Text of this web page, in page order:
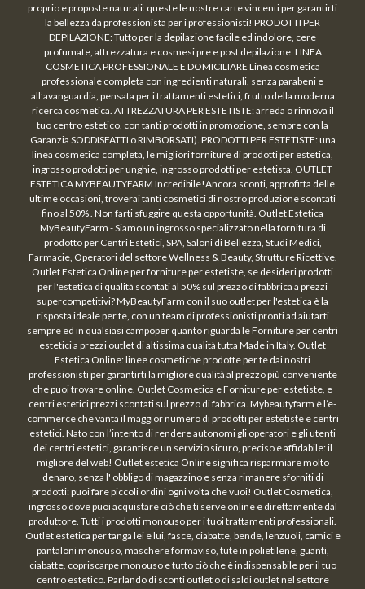
proprio e proposte naturali: queste le nostre carte vincenti per garantirti
la bellezza da professionista per i professionisti! PRODOTTI PER
DEPILAZIONE: Tutto per la depilazione facile ed indolore, cere
profumate, attrezzatura e cosmesi pre e post depilazione. LINEA
COSMETICA PROFESSIONALE E DOMICILIARE Linea cosmetica
professionale completa con ingredienti naturali, senza parabeni e
all’avanguardia, pensata per i trattamenti estetici, frutto della moderna
ricerca cosmetica. ATTREZZATURA PER ESTETISTE: arreda o rinnova il
tuo centro estetico, con tanti prodotti in promozione, sempre con la
Garanzia SODDISFATTI o RIMBORSATI). PRODOTTI PER ESTETISTE: una
linea cosmetica completa, le migliori forniture di prodotti per estetica,
ingrosso prodotti per unghie, ingrosso prodotti per estetista. OUTLET
ESTETICA MYBEAUTYFARM Incredibile!Ancora sconti, approfitta delle
ultime occasioni, troverai tanti cosmetici di nostro produzione scontati
fino al 50% . Non farti sfuggire questa opportunità. Outlet Estetica
MyBeautyFarm - Siamo un ingrosso specializzato nella fornitura di
prodotto per Centri Estetici, SPA, Saloni di Bellezza, Studi Medici,
Farmacie, Operatori del settore Wellness & Beauty, Strutture Ricettive.
Outlet Estetica Online per forniture per estetiste, se desideri prodotti
per l'estetica di qualità scontati al 50% sul prezzo di fabbrica a prezzi
supercompetitivi? MyBeautyFarm con il suo outlet per l'estetica è la
risposta ideale per te, con un team di professionisti pronti ad aiutarti
sempre ed in qualsiasi campoper quanto riguarda le Forniture per centri
estetici a prezzi outlet di altissima qualità tutta Made in Italy. Outlet
Estetica Online: linee cosmetiche prodotte per te dai nostri
professionisti per garantirti la migliore qualità al prezzo più conveniente
che puoi trovare online. Outlet Cosmetica e Forniture per estetiste, e
centri estetici prezzi scontati sul prezzo di fabbrica. Mybeautyfarm è l’e-
commerce che vanta il maggior numero di prodotti per estetiste e centri
estetici. Nato con l’intento di rendere autonomi gli operatori e gli utenti
dei centri estetici, garantisce un servizio sicuro, preciso e affidabile: il
migliore del web! Outlet estetica Online significa risparmiare molto
denaro, senza l' obbligo di magazzino e senza rimanere sforniti di
prodotti: puoi fare piccoli ordini ogni volta che vuoi! Outlet Cosmetica,
ingrosso dove puoi acquistare ciò che ti serve online e direttamente dal
produttore. Tutti i prodotti monouso per i tuoi trattamenti professionali.
Outlet estetica per tanga lei e lui, fasce, ciabatte, bende, lenzuoli, camici e
pantaloni monouso, maschere formaviso, tute in polietilene, guanti,
ciabatte, copriscarpe monouso e tutto ciò che è indispensabile per il tuo
centro estetico. Parlando di sconti outlet o di saldi outlet nel settore